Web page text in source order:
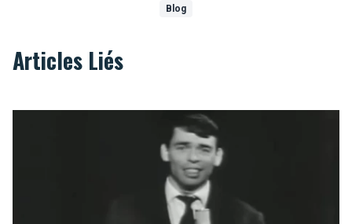
Blog
Articles Liés